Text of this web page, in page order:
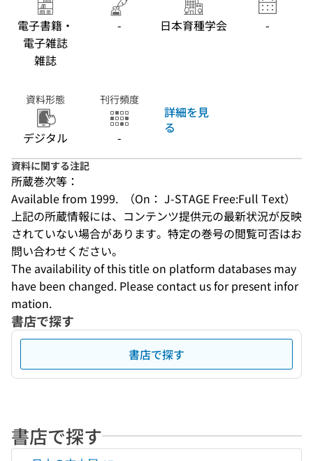
電子書籍・
電子雑誌
雑誌
- 日本育種学会 -
資料形態
デジタル
刊行頻度
-
詳細を見
る
資料に関する注記
所蔵巻次等：
Available from 1999.  （On： J-STAGE Free:Full Text）
上記の所蔵情報には、コンテンツ提供元の最新状況が反映
されていない場合があります。特定の巻号の閲覧可否はお
問い合わせください。
The availability of this title on platform databases may
have been changed. Please contact us for present infor
mation.
書店で探す
書店で探す
書店で探す